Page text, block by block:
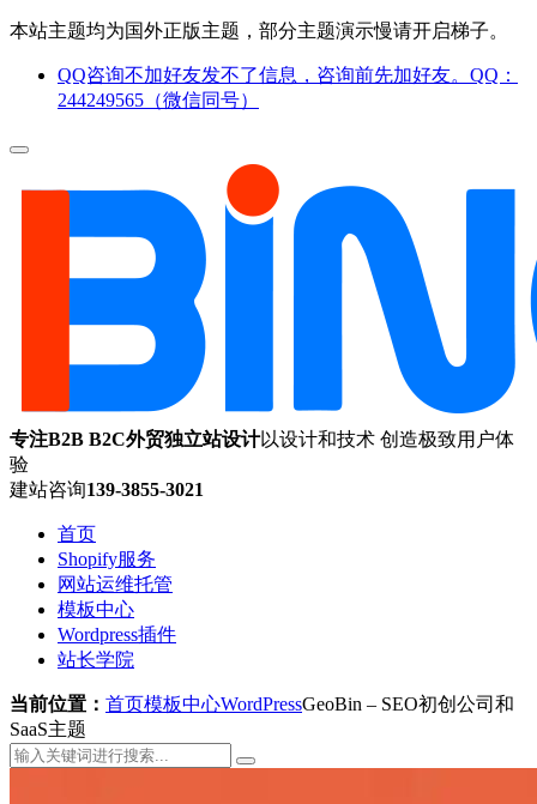
本站主题均为国外正版主题，部分主题演示慢请开启梯子。
QQ咨询不加好友发不了信息，咨询前先加好友。QQ：
244249565（微信同号）
专注B2B B2C外贸独立站设计以设计和技术 创造极致用户体
验
建站咨询139-3855-3021
首页
Shopify服务
网站运维托管
模板中心
Wordpress插件
站长学院
当前位置： 首页模板中心WordPressGeoBin – SEO初创公司和
SaaS主题